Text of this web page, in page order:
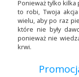
Ponieważ tylko
to robi, Twoja
wielu, aby po raz
które nie były
ponieważ nie
krwi.